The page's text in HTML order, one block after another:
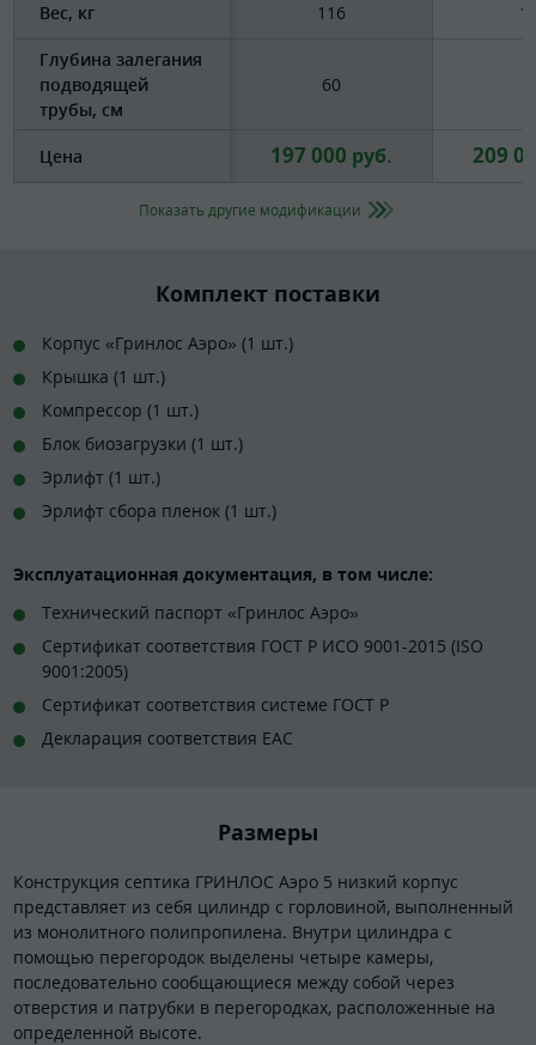
Вес, кг 116
Глубина залегания
подводящей
трубы, см
60
Цена 197 000 руб. 209
Показать другие модификации
Комплект поставки
Корпус «Гринлос Аэро» (1 шт.)
Крышка (1 шт.)
Компрессор (1 шт.)
Блок биозагрузки (1 шт.)
Эрлифт (1 шт.)
Эрлифт сбора пленок (1 шт.)
Эксплуатационная документация, в том числе:
Технический паспорт «Гринлос Аэро»
Сертификат соответствия ГОСТ Р ИСО 9001-2015 (ISO
9001:2005)
Сертификат соответствия системе ГОСТ Р
Декларация соответствия EAC
Размеры
Конструкция септика ГРИНЛОС Аэро 5 низкий корпус
представляет из себя цилиндр с горловиной, выполненный
из монолитного полипропилена. Внутри цилиндра с
помощью перегородок выделены четыре камеры,
последовательно сообщающиеся между собой через
отверстия и патрубки в перегородках, расположенные на
определенной высоте.